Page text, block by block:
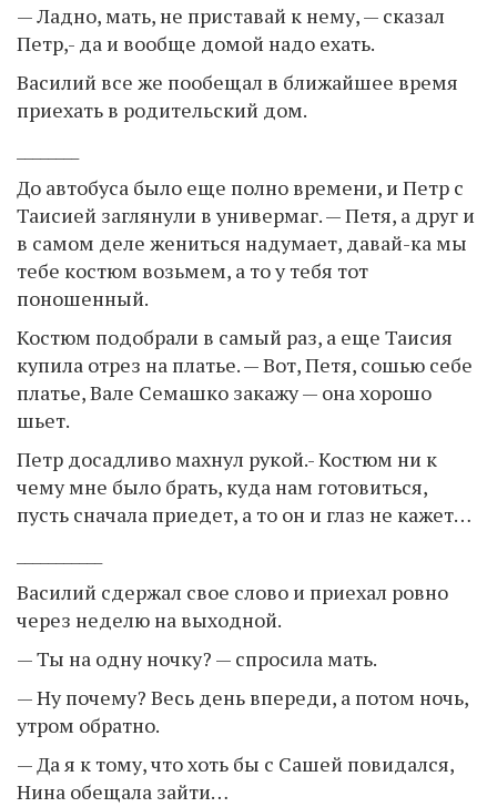
— Ладно, мать, не приставай к нему, — сказал
Петр,- да и вообще домой надо ехать.
Василий все же пообещал в ближайшее время
приехать в родительский дом.
До автобуса было еще полно времени, и Петр с
Таисией заглянули в универмаг. — Петя, а друг и
в самом деле жениться надумает, давай-ка мы
тебе костюм возьмем, а то у тебя тот
поношенный.
Костюм подобрали в самый раз, а еще Таисия
купила отрез на платье. — Вот, Петя, сошью себе
платье, Вале Семашко закажу — она хорошо
шьет.
Петр досадливо махнул рукой.- Костюм ни к
чему мне было брать, куда нам готовиться,
пусть сначала приедет, а то он и глаз не кажет…
Василий сдержал свое слово и приехал ровно
через неделю на выходной.
— Ты на одну ночку? — спросила мать.
— Ну почему? Весь день впереди, а потом ночь,
утром обратно.
— Да я к тому, что хоть бы с Сашей повидался,
Нина обещала зайти…